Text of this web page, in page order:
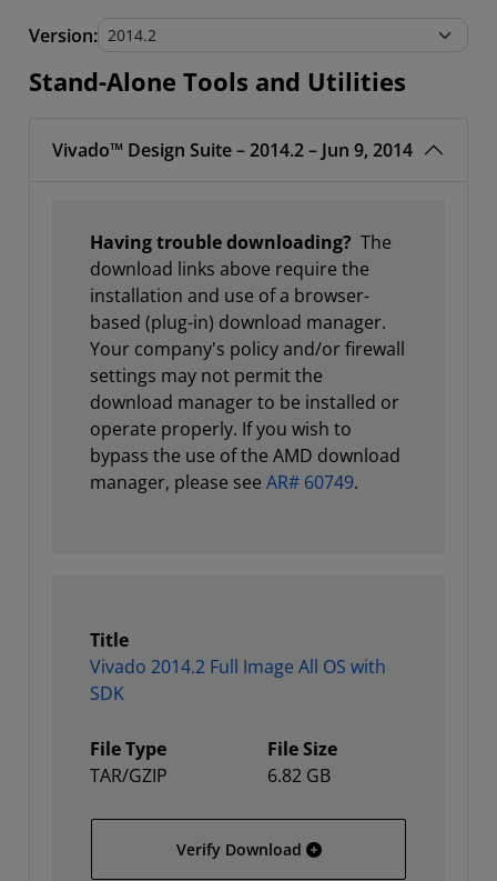
Stand-Alone Tools and Utilities
Version:
Stand-Alone Tools and Utilities
Vivado™ Design Suite – 2014.2 – Jun 9, 2014
Having trouble downloading? The
download links above require the
installation and use of a browser-
based (plug-in) download manager.
Your company's policy and/or firewall
settings may not permit the
download manager to be installed or
operate properly. If you wish to
bypass the use of the AMD download
manager, please see AR# 60749.
Title
Vivado 2014.2 Full Image All OS with
SDK
File Type
TAR/GZIP
File Size
6.82 GB
Verify Download Vivado 2014.2 Full Image